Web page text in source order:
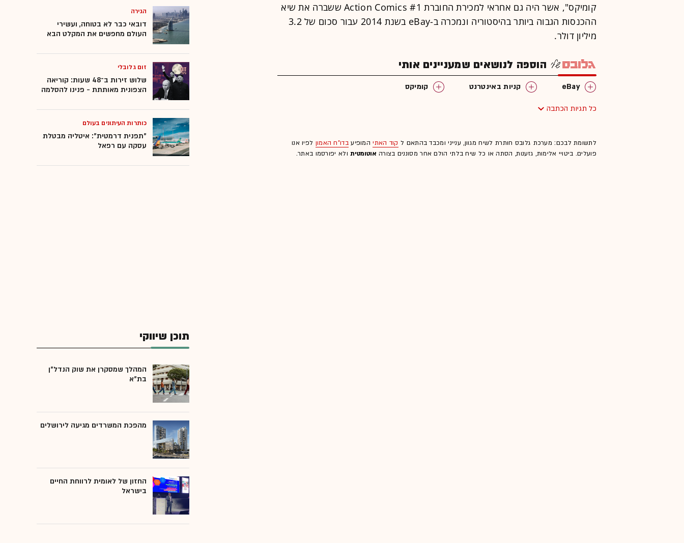
קומיקס", אשר היה גם אחראי למכירת החוברת Action Comics #1 ששברה את שיא
ההכנסות הגבוה ביותר בהיסטוריה ונמכרה ב-eBay בשנת 2014 עבור סכום של 3.2
מיליון דולר.
הוספה לנושאים שמעניינים אותי
eBay קניות באינטרנט קומיקס
כל תגיות הכתבה
לתשומת לבכם: מערכת גלובס חותרת לשיח מגוון, ענייני ומכבד בהתאם ל קוד האתיהמופיעבדו"ח האמון לפיו אנו
פועלים. ביטויי אלימות, גזענות, הסתה או כל שיח בלתי הולם אחר מסוננים בצורה אוטומטיתולא יפורסמו באתר.
הגירה
דובאי כבר לא בטוחה, ועשירי
העולם מחפשים את המקלט הבא
זום גלובלי
שלוש זירות ב־48 שעות: קוריאה
הצפונית מאותתת - פנינו להסלמה
כותרות העיתונים בעולם
"תפנית דרמטית": איטליה מבטלת
עסקה עם רפאל
תוכן שיווקי
המהלך שמסקרן את שוק הנדל"ן
בת"א
מהפכת המשרדים מגיעה לירושלים
החזון של לאומית לרווחת החיים
בישראל